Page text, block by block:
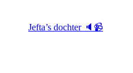
Jefta’s dochter 🔈📹